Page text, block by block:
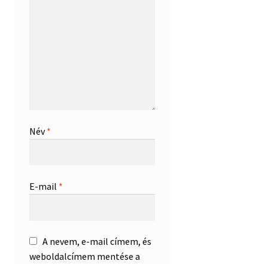
Név*
E-mail *
A nevem, e-mail címem, és
weboldalcímem mentése a